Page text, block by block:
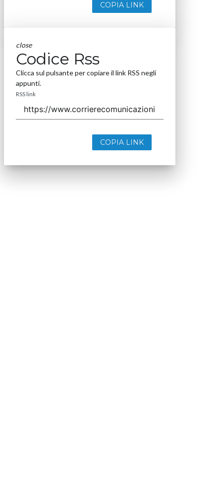
COPIA LINK
close
Codice Rss
Clicca sul pulsante per copiare il link RSS negli
appunti.
RSS link
COPIA LINK